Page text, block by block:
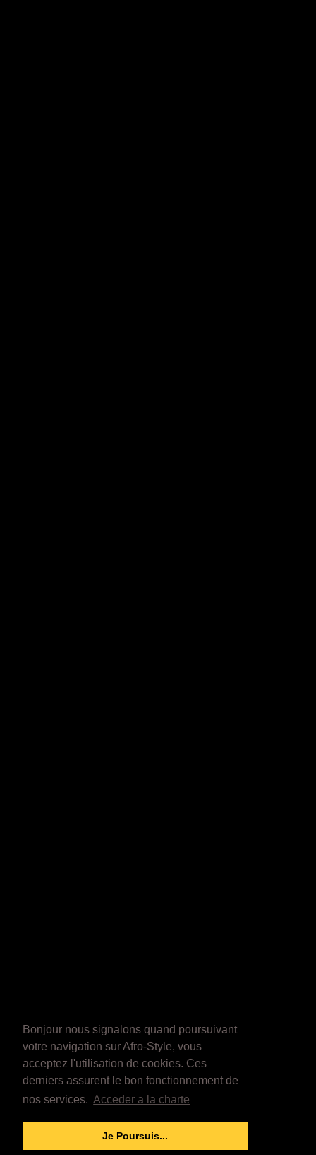
Bonjour nous signalons quand poursuivant
votre navigation sur Afro-Style, vous
acceptez l'utilisation de cookies. Ces
derniers assurent le bon fonctionnement de
nos services. Acceder a la charte
Je Poursuis...